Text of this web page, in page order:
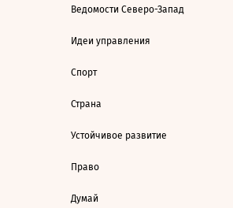
Ведомости Северо-Запад
Идеи управления
Спорт
Страна
Устойчивое развитие
Право
Думай